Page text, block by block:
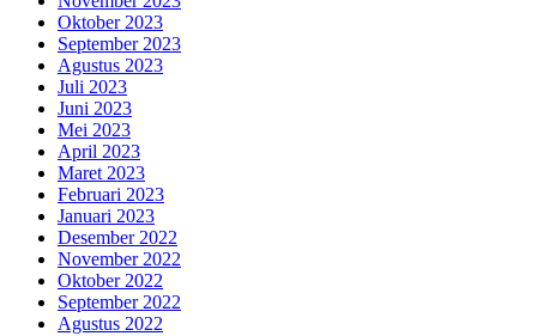
Oktober 2023
September 2023
Agustus 2023
Juli 2023
Juni 2023
Mei 2023
April 2023
Maret 2023
Februari 2023
Januari 2023
Desember 2022
November 2022
Oktober 2022
September 2022
Agustus 2022